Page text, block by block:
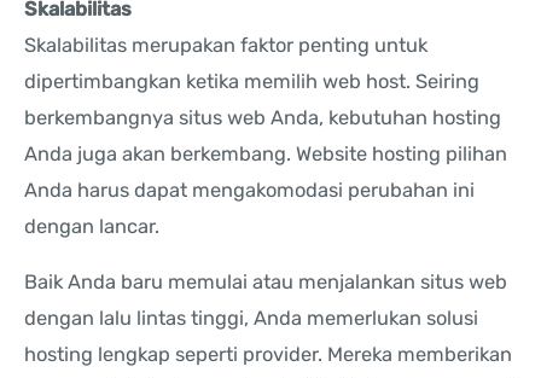
Skalabilitas
Skalabilitas merupakan faktor penting untuk
dipertimbangkan ketika memilih web host. Seiring
berkembangnya situs web Anda, kebutuhan hosting
Anda juga akan berkembang. Website hosting pilihan
Anda harus dapat mengakomodasi perubahan ini
dengan lancar.
Baik Anda baru memulai atau menjalankan situs web
dengan lalu lintas tinggi, Anda memerlukan solusi
hosting lengkap seperti provider. Mereka memberikan